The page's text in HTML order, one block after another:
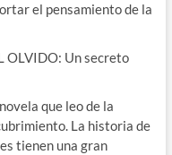
el pensamiento de la
OLVIDO: Un secreto
que leo de la
La historia de
tienen una gran